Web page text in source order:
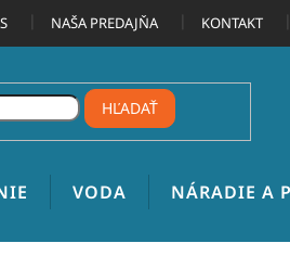
NAŠA PREDAJŇA KONTAKT
HĽADAŤ
VODA NÁRADIE A